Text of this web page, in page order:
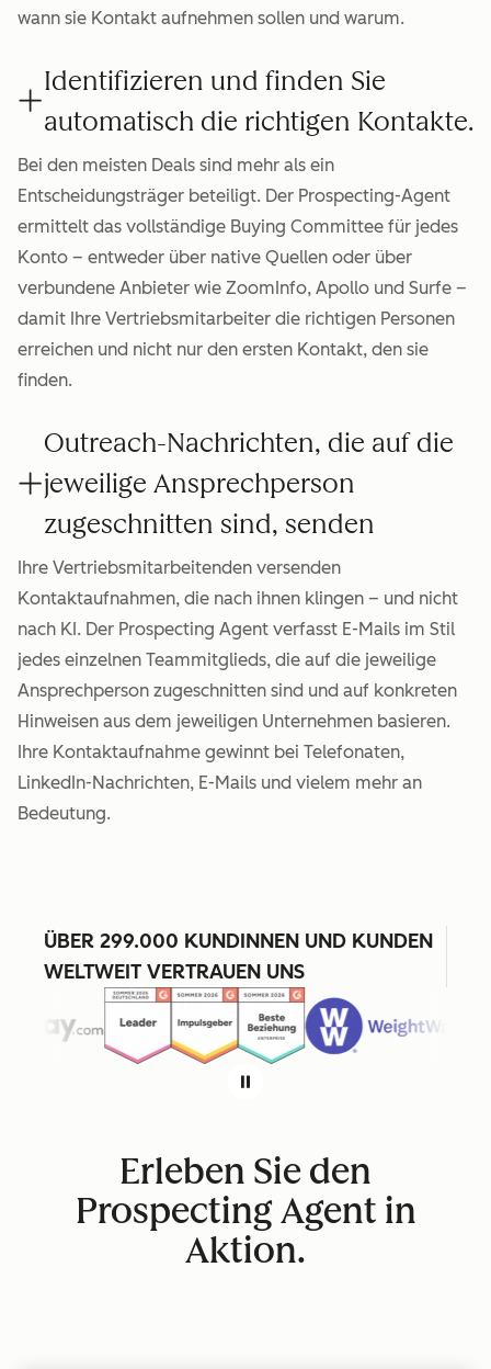
wann sie Kontakt aufnehmen sollen und warum.
Identifizieren und finden Sie
automatisch die richtigen Kontakte.
Bei den meisten Deals sind mehr als ein
Entscheidungsträger beteiligt. Der Prospecting-Agent
ermittelt das vollständige Buying Committee für jedes
Konto – entweder über native Quellen oder über
verbundene Anbieter wie ZoomInfo, Apollo und Surfe –
damit Ihre Vertriebsmitarbeiter die richtigen Personen
erreichen und nicht nur den ersten Kontakt, den sie
finden.
Outreach-Nachrichten, die auf die
jeweilige Ansprechperson
zugeschnitten sind, senden
Ihre Vertriebsmitarbeitenden versenden
Kontaktaufnahmen, die nach ihnen klingen – und nicht
nach KI. Der Prospecting Agent verfasst E-Mails im Stil
jedes einzelnen Teammitglieds, die auf die jeweilige
Ansprechperson zugeschnitten sind und auf konkreten
Hinweisen aus dem jeweiligen Unternehmen basieren.
Ihre Kontaktaufnahme gewinnt bei Telefonaten,
LinkedIn-Nachrichten, E-Mails und vielem mehr an
Bedeutung.
ÜBER 299.000 KUNDINNEN UND KUNDEN
WELTWEIT VERTRAUEN UNS
Erleben Sie den
Prospecting Agent in
Aktion.